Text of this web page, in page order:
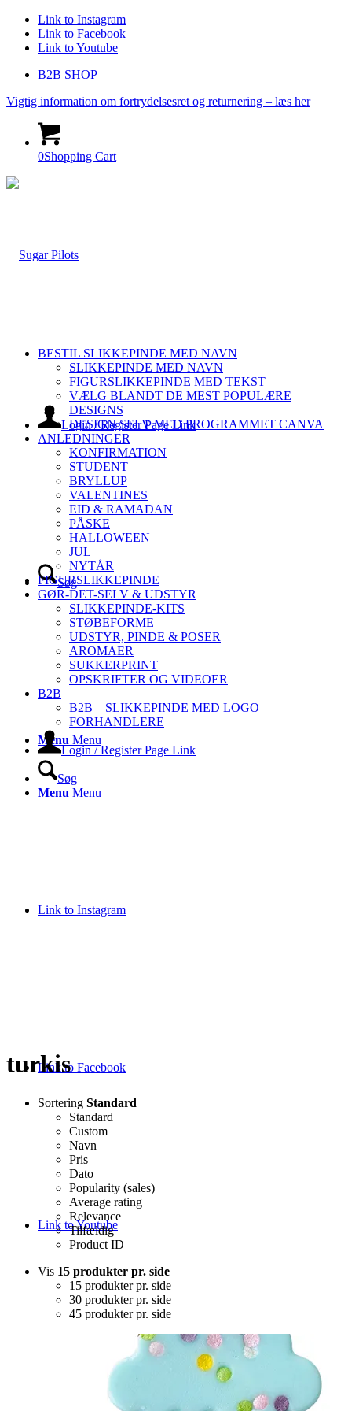
Link to Instagram
Link to Facebook
Link to Youtube
B2B SHOP
Vigtig information om fortrydelsesret og returnering – læs her
0Shopping Cart
Login / Register Page Link
Søg
Menu Menu
Link to Instagram
Link to Facebook
Link to Youtube
BESTIL SLIKKEPINDE MED NAVN
SLIKKEPINDE MED NAVN
FIGURSLIKKEPINDE MED TEKST
VÆLG BLANDT DE MEST POPULÆRE
DESIGNS
DESIGN SELV MED PROGRAMMET CANVA
ANLEDNINGER
KONFIRMATION
STUDENT
BRYLLUP
VALENTINES
EID & RAMADAN
PÅSKE
HALLOWEEN
JUL
NYTÅR
FIGURSLIKKEPINDE
GØR-DET-SELV & UDSTYR
SLIKKEPINDE-KITS
STØBEFORME
UDSTYR, PINDE & POSER
AROMAER
SUKKERPRINT
OPSKRIFTER OG VIDEOER
B2B
B2B – SLIKKEPINDE MED LOGO
FORHANDLERE
Login / Register Page Link
Søg
Menu Menu
turkis
Sortering Standard
Standard
Custom
Navn
Pris
Dato
Popularity (sales)
Average rating
Relevance
Tilfældig
Product ID
Vis 15 produkter pr. side
15 produkter pr. side
30 produkter pr. side
45 produkter pr. side